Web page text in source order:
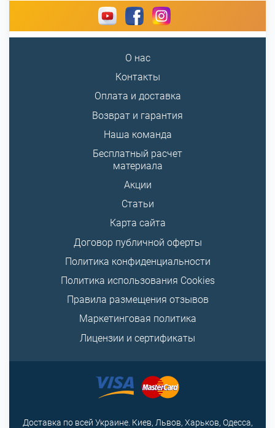
О нас
Контакты
Оплата и доставка
Возврат и гарантия
Наша команда
Бесплатный расчет
материала
Акции
Статьи
Карта сайта
Договор публичной оферты
Политика конфиденциальности
Политика использования Cookies
Правила размещения отзывов
Маркетинговая политика
Лицензии и сертификаты
Доставка по всей Украине. Киев, Львов, Харьков, Одесса,